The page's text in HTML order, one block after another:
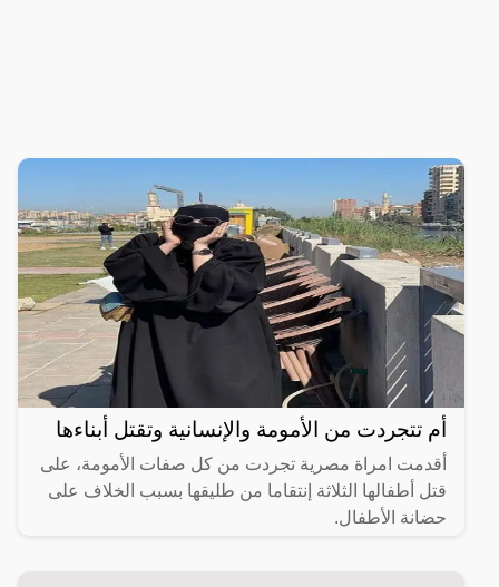
أم تتجردت من الأمومة والإنسانية وتقتل أبناءها
أقدمت امراة مصرية تجردت من كل صفات الأمومة، على
قتل أطفالها الثلاثة إنتقاما من طليقها بسبب الخلاف على
حضانة الأطفال.